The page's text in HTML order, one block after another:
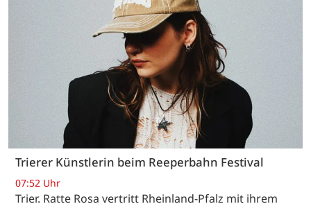
Trierer Künstlerin beim Reeperbahn Festival
07:52 Uhr
Trier. Ratte Rosa vertritt Rheinland-Pfalz mit ihrem